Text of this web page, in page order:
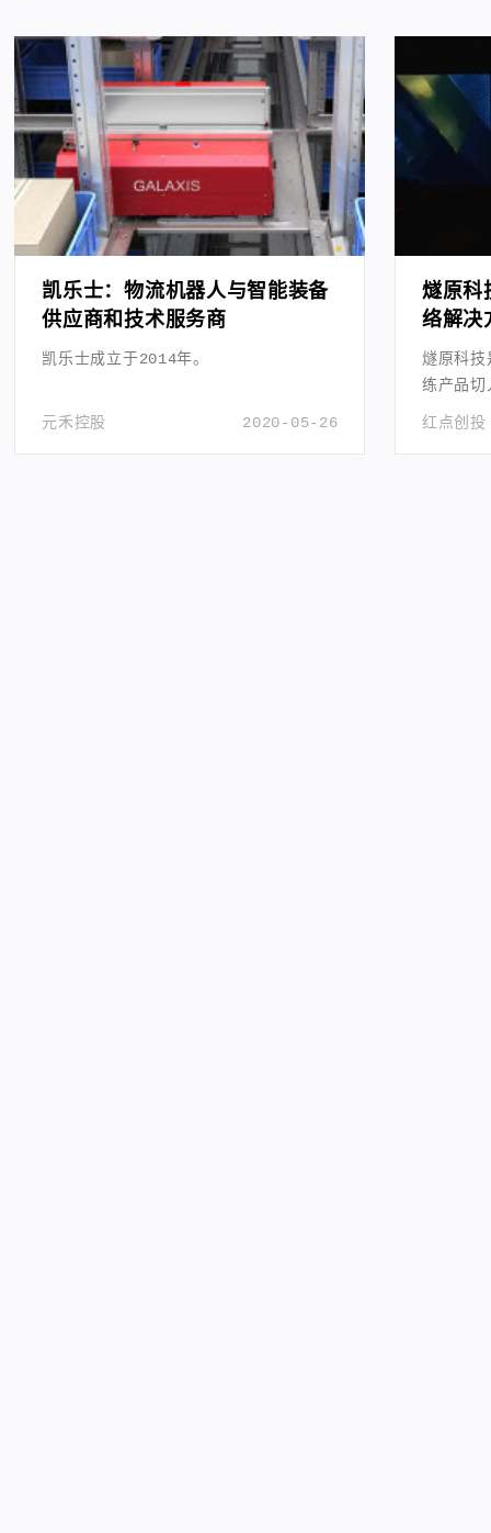
凯乐士：物流机器人与智能装备
供应商和技术服务商
凯乐士成立于2014年。
2020-05-26
元禾控股
燧原科
络解决
燧原科技
练产品切
红点创投